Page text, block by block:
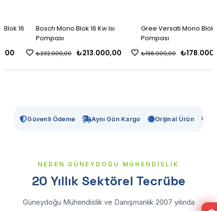
Bosch Mono Blok 16 Kw Isı
₺213.000,00
₺232.000,00
Gree Versati Mono Blok 16 Kw Isı
₺178.000,00
₺196.000,00
Güvenli Ödeme Aynı Gün Kargo Orijinal Ürün
NEDEN GÜNEYDOĞU MÜHENDİSLİK
20 Yıllık Sektörel Tecrübe
Güneydoğu Mühendislik ve Danışmanlık 2007 yılında